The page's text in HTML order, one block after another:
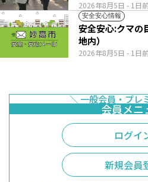
2026年8月5日 - 1日
安全安心情報
2026年8月5日 - 1日
安全安心:クマの
地内）
ログイ
新規会員